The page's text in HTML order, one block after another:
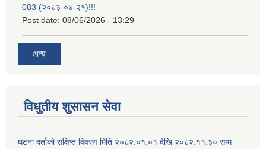
083 (२०८३-०४-२१)!!!
Post date: 08/06/2026 - 13:29
अन्य
विधुतीय शुसासन सेवा
घटना दर्ताको संक्षिप्त विवरण मिति २०८२.०१.०१ देखि २०८२.११.३० सम्म